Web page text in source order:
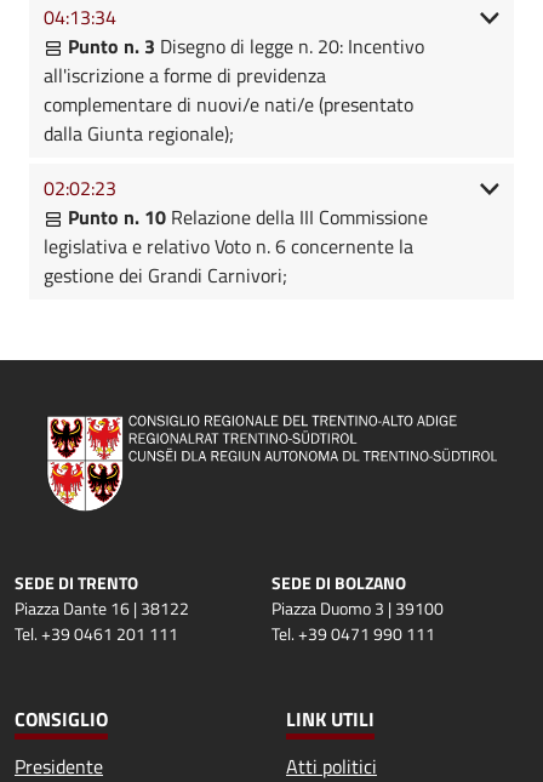
04:13:34
Punto n. 3 Disegno di legge n. 20: Incentivo
all'iscrizione a forme di previdenza
complementare di nuovi/e nati/e (presentato
dalla Giunta regionale);
02:02:23
Punto n. 10 Relazione della III Commissione
legislativa e relativo Voto n. 6 concernente la
gestione dei Grandi Carnivori;
SEDE DI TRENTO
Piazza Dante 16 | 38122
Tel. +39 0461 201 111
SEDE DI BOLZANO
Piazza Duomo 3 | 39100
Tel. +39 0471 990 111
CONSIGLIO
Presidente
LINK UTILI
Atti politici